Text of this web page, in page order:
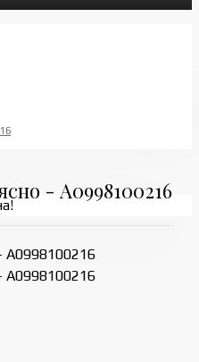
- A0998100216